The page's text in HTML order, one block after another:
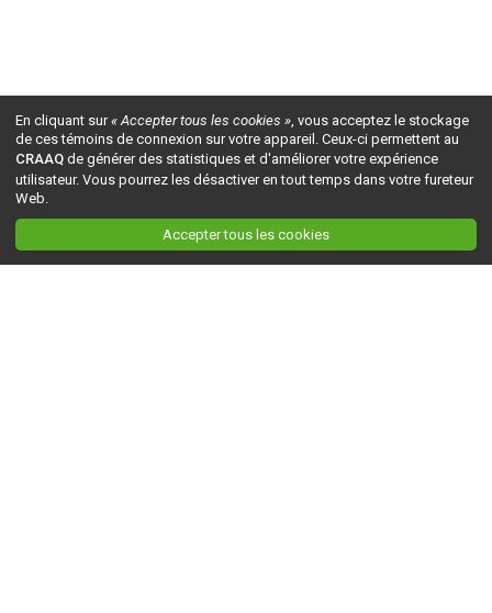
En cliquant sur« Accepter tous les cookies », vous acceptez le stockage
de ces témoins de connexion sur votre appareil. Ceux-ci permettent au
CRAAQ de générer des statistiques et d'améliorer votre expérience
utilisateur. Vous pourrez les désactiver en tout temps dans votre fureteur
Web.
Accepter tous les cookies